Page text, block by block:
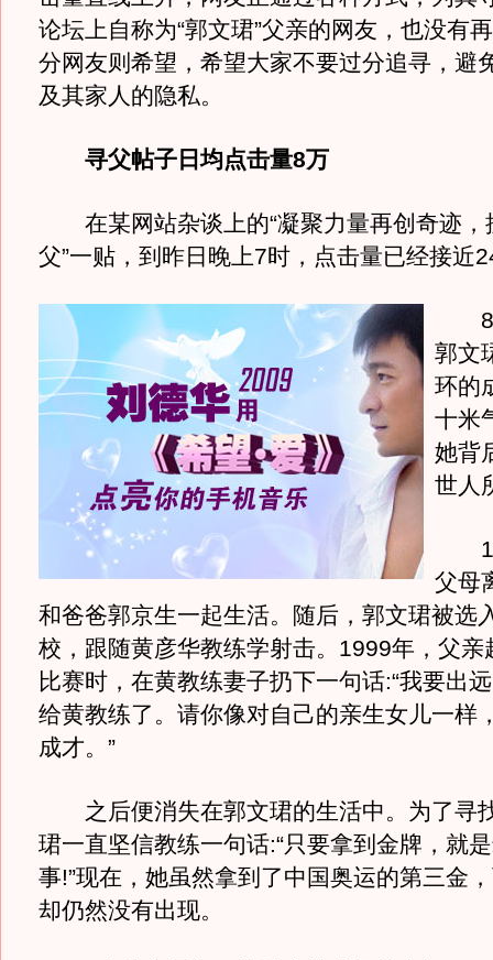
论坛上自称为“郭文珺”父亲的网友，也没有
分网友则希望，希望大家不要过分追寻，避
及其家人的隐私。
寻父帖子日均点击量8万
在某网站杂谈上的“凝聚力量再创奇迹，
父”一贴，到昨日晚上7时，点击量已经接近
8
郭文
环的
十米
她背
世人
10
父母
和爸爸郭京生一起生活。随后，郭文珺被选
校，跟随黄彦华教练学射击。1999年，父亲
比赛时，在黄教练妻子扔下一句话:“我要出
给黄教练了。请你像对自己的亲生女儿一样
成才。”
之后便消失在郭文珺的生活中。为了寻
珺一直坚信教练一句话:“只要拿到金牌，就
事!”现在，她虽然拿到了中国奥运的第三金
却仍然没有出现。